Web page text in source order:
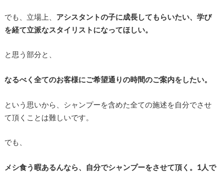
でも、立場上、 アシスタントの子に成長してもらいたい、学び
を経て立派なスタイリストになってほしい。
と思う部分と、
なるべく全てのお客様にご希望通りの時間のご案内をしたい。
という思いから、シャンプーを含めた全ての施述を自分でさせ
て頂くことは難しいです。
でも、
メシ食う暇あるんなら、自分でシャンプーをさせて頂く。1人で